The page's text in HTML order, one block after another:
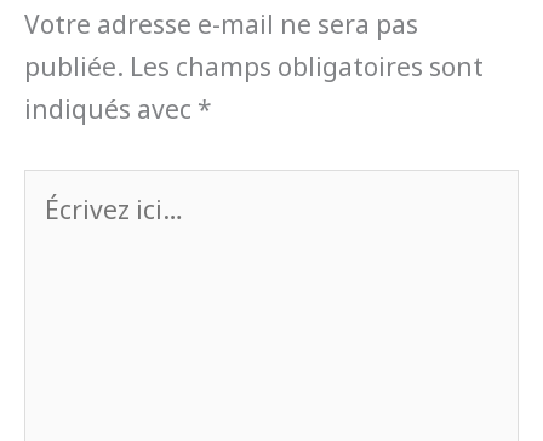
Votre adresse e-mail ne sera pas
publiée. Les champs obligatoires sont
indiqués avec *
Écrivez
ici…